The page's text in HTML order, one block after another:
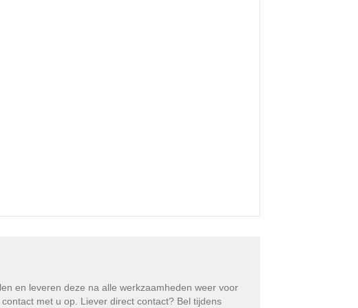
en leveren deze na alle werkzaamheden weer voor
met u op. Liever direct contact? Bel tijdens